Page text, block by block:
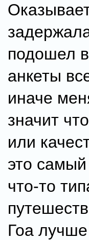
подошел
анкеты
иначе
значит
или
это
что-то
Гоа